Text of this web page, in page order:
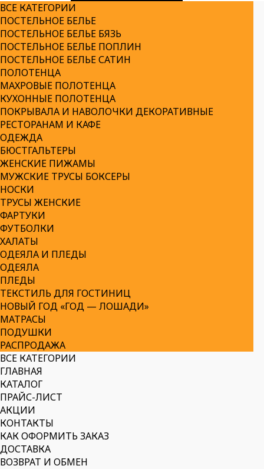
ВСЕ КАТЕГОРИИ
ПОСТЕЛЬНОЕ БЕЛЬЕ
ПОСТЕЛЬНОЕ БЕЛЬЕ БЯЗЬ
ПОСТЕЛЬНОЕ БЕЛЬЕ ПОПЛИН
ПОСТЕЛЬНОЕ БЕЛЬЕ САТИН
ПОЛОТЕНЦА
МАХРОВЫЕ ПОЛОТЕНЦА
КУХОННЫЕ ПОЛОТЕНЦА
ПОКРЫВАЛА И НАВОЛОЧКИ ДЕКОРАТИВНЫЕ
РЕСТОРАНАМ И КАФЕ
ОДЕЖДА
БЮСТГАЛЬТЕРЫ
ЖЕНСКИЕ ПИЖАМЫ
МУЖСКИЕ ТРУСЫ БОКСЕРЫ
НОСКИ
ТРУСЫ ЖЕНСКИЕ
ФАРТУКИ
ФУТБОЛКИ
ХАЛАТЫ
ОДЕЯЛА И ПЛЕДЫ
ОДЕЯЛА
ПЛЕДЫ
ТЕКСТИЛЬ ДЛЯ ГОСТИНИЦ
НОВЫЙ ГОД «ГОД — ЛОШАДИ»
МАТРАСЫ
ПОДУШКИ
РАСПРОДАЖА
ВСЕ КАТЕГОРИИ
ГЛАВНАЯ
КАТАЛОГ
ПРАЙС-ЛИСТ
АКЦИИ
КОНТАКТЫ
КАК ОФОРМИТЬ ЗАКАЗ
ДОСТАВКА
ВОЗВРАТ И ОБМЕН